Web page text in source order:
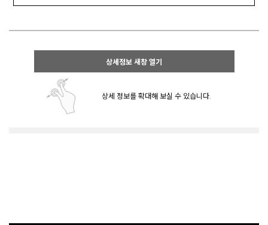
상세정보 새창 열기
상세 정보를 확대해 보실 수 있습니다.